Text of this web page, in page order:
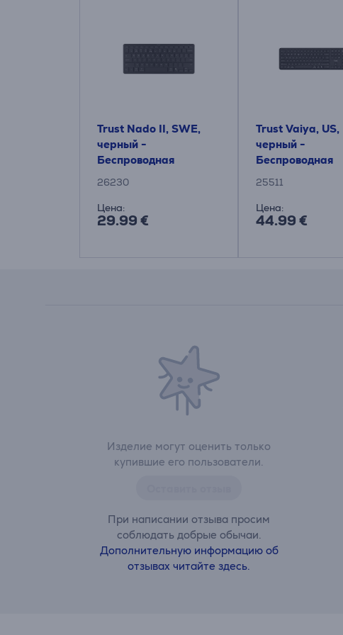
Trust Nado II, SWE,
черный -
Беспроводная
клавиатура
26230
Цена:
29.99 €
Trust Vaiya, US,
черный -
Беспроводная
клавиатура
25511
Цена:
44.99 €
Изделие могут оценить только
купившие его пользователи.
При написании отзыва просим
соблюдать добрые обычаи.
Дополнительную информацию об
отзывах читайте здесь.